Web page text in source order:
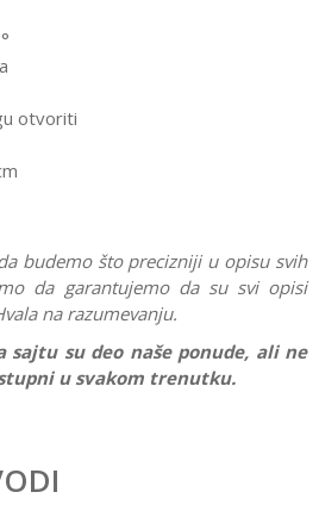
otvoriti
budemo što precizniji u opisu svih
da garantujemo da su svi opisi
na razumevanju.
su deo naše ponude, ali ne
u svakom trenutku.